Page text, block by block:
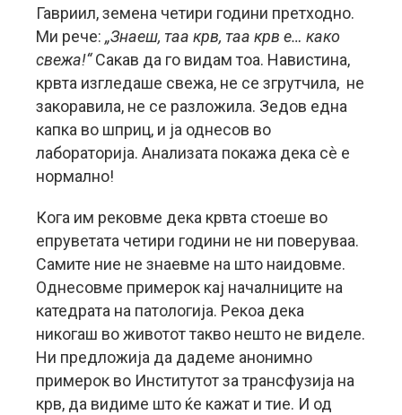
Гавриил, земена четири години претходно.
Ми рече: „Знаеш, таа крв, таа крв е… како
свежа!“Сакав да го видам тоа. Навистина,
крвта изгледаше свежа, не се згрутчила, не
закоравила, не се разложила. Зедов една
капка во шприц, и ја однесов во
лабораторија. Анализата покажа дека сѐ е
нормално!
Кога им рековме дека крвта стоеше во
епруветата четири години не ни поверуваа.
Самите ние не знаевме на што наидовме.
Однесовме примерок кај началниците на
катедрата на патологија. Рекоа дека
никогаш во животот такво нешто не виделе.
Ни предложија да дадеме анонимно
примерок во Институтот за трансфузија на
крв, да видиме што ќе кажат и тие. И од